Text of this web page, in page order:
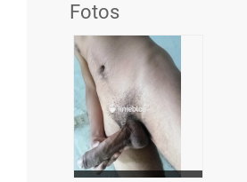
Fotos